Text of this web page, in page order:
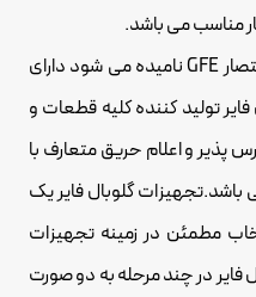
مناسب می باشد.
کلیه محصولات گلوبال فایر که به اختصار GFE نامیده می شود دارای
تولید کننده کلیه قطعات و
پذیر و اعلام حریق متعارف با
گلوبال فایر یک
مطمئن در زمینه تجهیزات
فایر در چند مرحله به دو صورت